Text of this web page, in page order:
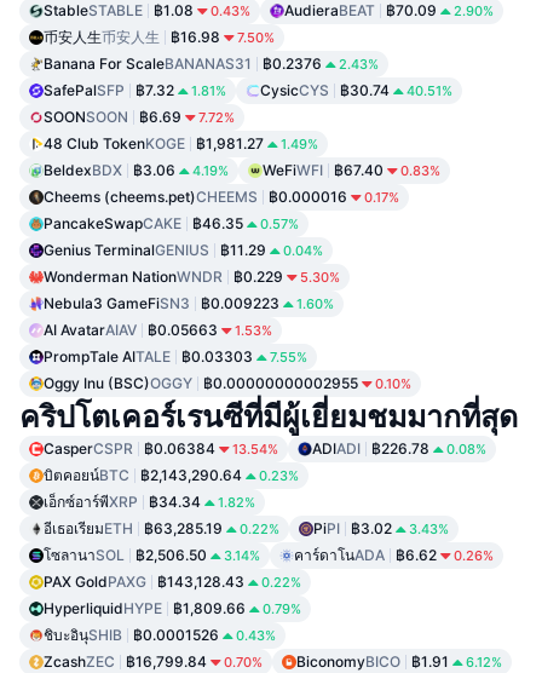
StableSTABLE ฿1.08 0.43% AudieraBEAT ฿70.09 2.90%
币安人生币安人生 ฿16.98 7.50%
Banana For ScaleBANANAS31 ฿0.2376 2.43%
SafePalSFP ฿7.32 1.81% CysicCYS ฿30.74 40.51%
SOONSOON ฿6.69 7.72%
48 Club TokenKOGE ฿1,981.27 1.49%
BeldexBDX ฿3.06 4.19% WeFiWFI ฿67.40 0.83%
Cheems (cheems.pet)CHEEMS ฿0.000016 0.17%
PancakeSwapCAKE ฿46.35 0.57%
Genius TerminalGENIUS ฿11.29 0.04%
Wonderman NationWNDR ฿0.229 5.30%
Nebula3 GameFiSN3 ฿0.009223 1.60%
AI AvatarAIAV ฿0.05663 1.53%
PrompTale AITALE ฿0.03303 7.55%
Oggy Inu (BSC)OGGY ฿0.00000000002955 0.10%
คริปโตเคอร์เรนซีที่มีผู้เยี่ยมชมมากที่สุด
CasperCSPR ฿0.06384 13.54% ADIADI ฿226.78 0.08%
บิตคอยน์BTC ฿2,143,290.64 0.23%
เอ็กซ์อาร์พีXRP ฿34.34 1.82%
อีเธอเรียมETH ฿63,285.19 0.22% PiPI ฿3.02 3.43%
โซลานาSOL ฿2,506.50 3.14% คาร์ดาโนADA ฿6.62 0.26%
PAX GoldPAXG ฿143,128.43 0.22%
HyperliquidHYPE ฿1,809.66 0.79%
ชิบะอินุSHIB ฿0.0001526 0.43%
ZcashZEC ฿16,799.84 0.70% BiconomyBICO ฿1.91 6.12%